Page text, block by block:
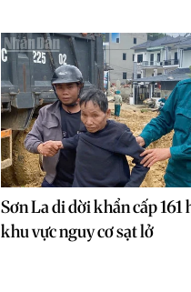
Sơn La di dời khẩn cấp 161
khu vực nguy cơ sạt lở